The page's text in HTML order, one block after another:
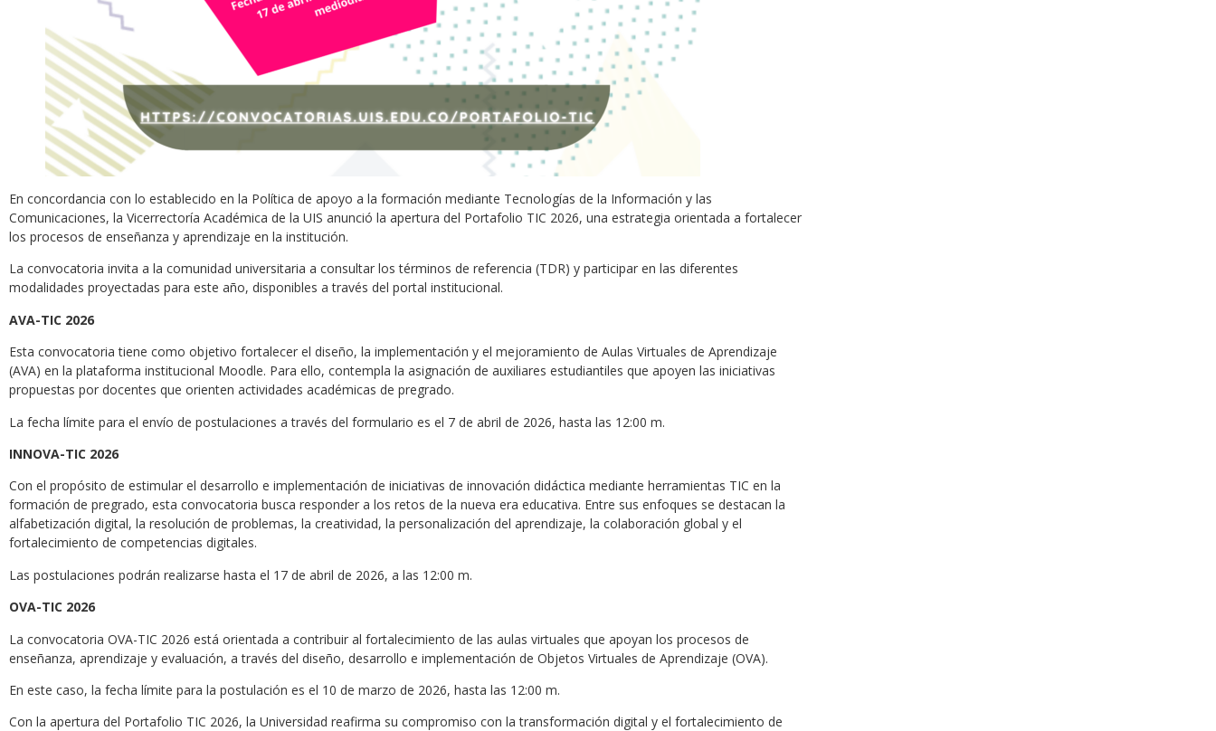
En concordancia con lo establecido en la Política de apoyo a la formación mediante Tecnologías de la Información y las
Comunicaciones, la Vicerrectoría Académica de la UIS anunció la apertura del Portafolio TIC 2026, una estrategia orientada a fortalecer
los procesos de enseñanza y aprendizaje en la institución.
La convocatoria invita a la comunidad universitaria a consultar los términos de referencia (TDR) y participar en las diferentes
modalidades proyectadas para este año, disponibles a través del portal institucional.
AVA-TIC 2026
Esta convocatoria tiene como objetivo fortalecer el diseño, la implementación y el mejoramiento de Aulas Virtuales de Aprendizaje
(AVA) en la plataforma institucional Moodle. Para ello, contempla la asignación de auxiliares estudiantiles que apoyen las iniciativas
propuestas por docentes que orienten actividades académicas de pregrado.
La fecha límite para el envío de postulaciones a través del formulario es el 7 de abril de 2026, hasta las 12:00 m.
INNOVA-TIC 2026
Con el propósito de estimular el desarrollo e implementación de iniciativas de innovación didáctica mediante herramientas TIC en la
formación de pregrado, esta convocatoria busca responder a los retos de la nueva era educativa. Entre sus enfoques se destacan la
alfabetización digital, la resolución de problemas, la creatividad, la personalización del aprendizaje, la colaboración global y el
fortalecimiento de competencias digitales.
Las postulaciones podrán realizarse hasta el 17 de abril de 2026, a las 12:00 m.
OVA-TIC 2026
La convocatoria OVA-TIC 2026 está orientada a contribuir al fortalecimiento de las aulas virtuales que apoyan los procesos de
enseñanza, aprendizaje y evaluación, a través del diseño, desarrollo e implementación de Objetos Virtuales de Aprendizaje (OVA).
En este caso, la fecha límite para la postulación es el 10 de marzo de 2026, hasta las 12:00 m.
Con la apertura del Portafolio TIC 2026, la Universidad reafirma su compromiso con la transformación digital y el fortalecimiento de